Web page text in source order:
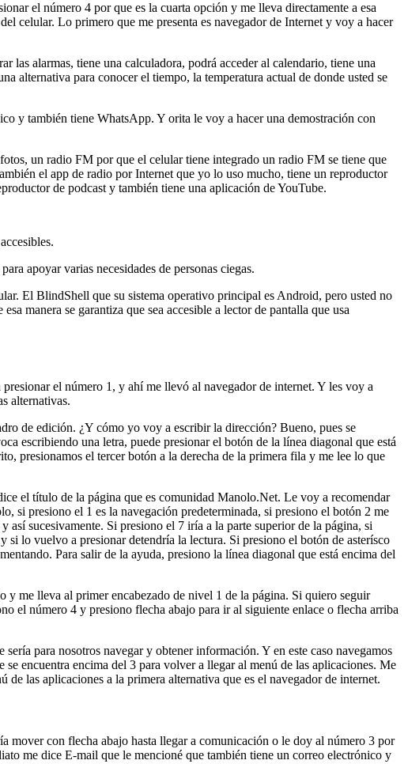
el número 4 por que es la cuarta opción y me lleva directamente a esa
celular. Lo primero que me presenta es navegador de Internet y voy a hacer
las alarmas, tiene una calculadora, podrá acceder al calendario, tiene una
alternativa para conocer el tiempo, la temperatura actual de donde usted se
y también tiene WhatsApp. Y orita le voy a hacer una demostración con
un radio FM por que el celular tiene integrado un radio FM se tiene que
el app de radio por Internet que yo lo uso mucho, tiene un reproductor
de podcast y también tiene una aplicación de YouTube.
apoyar varias necesidades de personas ciegas.
El BlindShell que su sistema operativo principal es Android, pero usted no
manera se garantiza que sea accesible a lector de pantalla que usa
el número 1, y ahí me llevó al navegador de internet. Y les voy a
alternativas.
de edición. ¿Y cómo yo voy a escribir la dirección? Bueno, pues se
escribiendo una letra, puede presionar el botón de la línea diagonal que está
presionamos el tercer botón a la derecha de la primera fila y me lee lo que
el título de la página que es comunidad Manolo.Net. Le voy a recomendar
si presiono el 1 es la navegación predeterminada, si presiono el botón 2 me
sucesivamente. Si presiono el 7 iría a la parte superior de la página, si
lo vuelvo a presionar detendría la lectura. Si presiono el botón de asterísco
Para salir de la ayuda, presiono la línea diagonal que está encima del
y me lleva al primer encabezado de nivel 1 de la página. Si quiero seguir
el número 4 y presiono flecha abajo para ir al siguiente enlace o flecha arriba
para nosotros navegar y obtener información. Y en este caso navegamos
encuentra encima del 3 para volver a llegar al menú de las aplicaciones. Me
las aplicaciones a la primera alternativa que es el navegador de internet.
mover con flecha abajo hasta llegar a comunicación o le doy al número 3 por
me dice E-mail que le mencioné que también tiene un correo electrónico y